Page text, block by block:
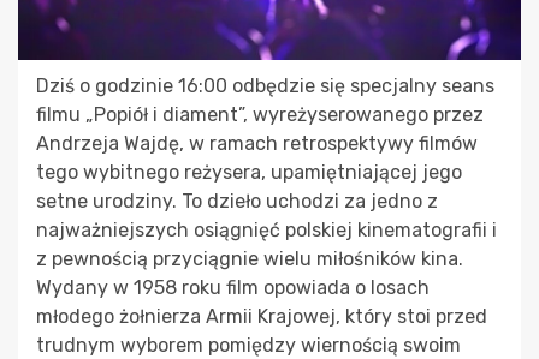
Dziś o godzinie 16:00 odbędzie się specjalny seans
filmu „Popiół i diament”, wyreżyserowanego przez
Andrzeja Wajdę, w ramach retrospektywy filmów
tego wybitnego reżysera, upamiętniającej jego
setne urodziny. To dzieło uchodzi za jedno z
najważniejszych osiągnięć polskiej kinematografii i
z pewnością przyciągnie wielu miłośników kina.
Wydany w 1958 roku film opowiada o losach
młodego żołnierza Armii Krajowej, który stoi przed
trudnym wyborem pomiędzy wiernością swoim